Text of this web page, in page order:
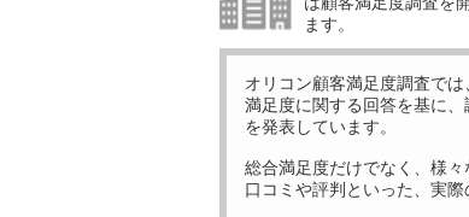
ます。
オリコン顧客満足度調査で
満足度に関する回答を基に、
を発表しています。
総合満足度だけでなく、様々
口コミや評判といった、実際